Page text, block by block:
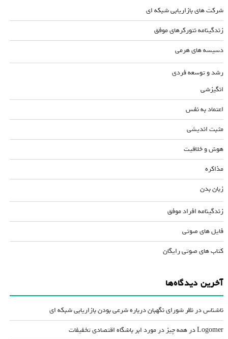
شرکت های بازاریابی شبکه ای
زندگینامه نتورکرهای موفق
دسیسه های هرمی
رشد و توسعه فردی
انگیزشی
اعتماد به نفس
مثبت اندیشی
هوش و خلاقیت
مذاکره
زبان بدن
زندگینامه افراد موفق
فایل های صوتی
کتاب های صوتی رایگان
آخرین دیدگاه‌ها
ناشناسدرنظر شورای نگهبان درباره شرعی بودن بازاریابی شبکه ای
Logomerدرهمه چیز در مورد ابر باشگاه اقتصادی تخفیفات